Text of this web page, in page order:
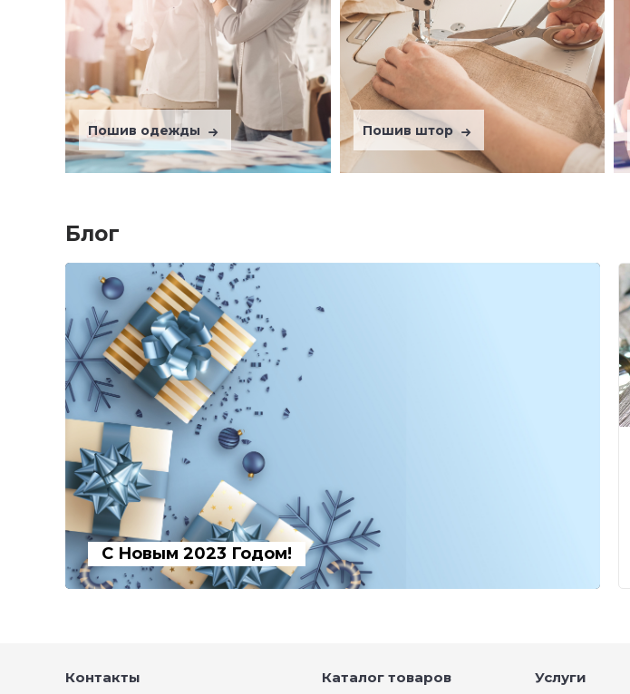
Пошив одежды Пошив штор
Блог
С Новым 2023 Годом!
Контакты
Каталог товаров Услуги